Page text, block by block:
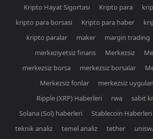
Kripto Hayat Sigortası
Kripto para
kripto para borsasi
Kripto para haber
kripto paralar
maker margin trading
merkeziyetsiz finans
Merkezsiz
merkezsiz borsa
merkezsiz borsalar
Merkezsiz fonlar
merkezsiz
Ripple (XRP) Haberleri
rwa
sabit
Solana (Sol) haberleri
Stablecoin Haberleri
teknik analiz
temel analiz tether